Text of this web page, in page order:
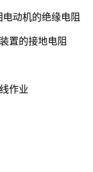
动机的绝缘电阻
置的接地电阻
作业